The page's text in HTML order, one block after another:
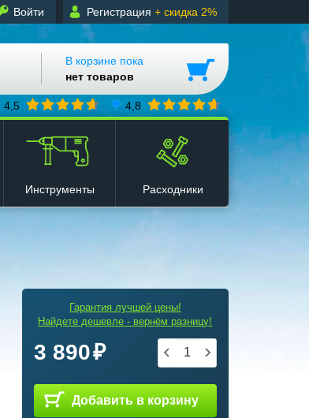
Войти Регистрация + скидка 2%
В корзине пока
нет товаров
4,5 4,8
Инструменты Расходники
Гарантия лучшей цены!
Найдете дешевле - вернём разницу!
3 890
Добавить в корзину